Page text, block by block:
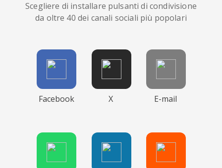
Scegliere di installare pulsanti di condivisione
da oltre 40 dei canali sociali più popolari
Facebook X E-mail